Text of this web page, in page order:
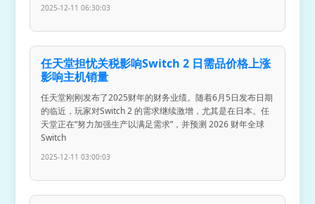
2025-12-11 06:30:03
任天堂担忧关税影响Switch 2 日需品价格上涨
影响主机销量
任天堂刚刚发布了2025财年的财务业绩。随着6月5日发布日期
的临近，玩家对Switch 2 的需求继续激增，尤其是在日本。任
天堂正在“努力加强生产以满足需求”，并预测 2026 财年全球
Switch
2025-12-11 03:00:03